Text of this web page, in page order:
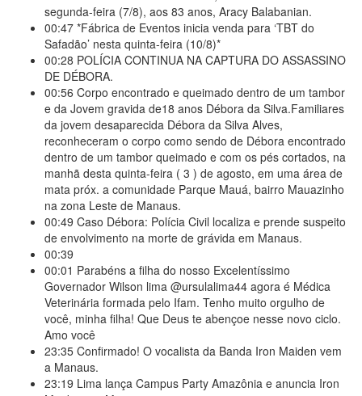
segunda-feira (7/8), aos 83 anos, Aracy Balabanian.
00:47 *Fábrica de Eventos inicia venda para ‘TBT do
Safadão’ nesta quinta-feira (10/8)*
00:28 POLÍCIA CONTINUA NA CAPTURA DO ASSASSINO
DE DÉBORA.
00:56 Corpo encontrado e queimado dentro de um tambor
e da Jovem gravida de18 anos Débora da Silva.Familiares
da jovem desaparecida Débora da Silva Alves,
reconheceram o corpo como sendo de Débora encontrado
dentro de um tambor queimado e com os pés cortados, na
manhã desta quinta-feira ( 3 ) de agosto, em uma área de
mata próx. a comunidade Parque Mauá, bairro Mauazinho
na zona Leste de Manaus.
00:49 Caso Débora: Polícia Civil localiza e prende suspeito
de envolvimento na morte de grávida em Manaus.
00:39
00:01 Parabéns a filha do nosso Excelentíssimo
Governador Wilson lima @ursulalima44 agora é Médica
Veterinária formada pelo Ifam. Tenho muito orgulho de
você, minha filha! Que Deus te abençoe nesse novo ciclo.
Amo você
23:35 Confirmado! O vocalista da Banda Iron Maiden vem
a Manaus.
23:19 Lima lança Campus Party Amazônia e anuncia Iron